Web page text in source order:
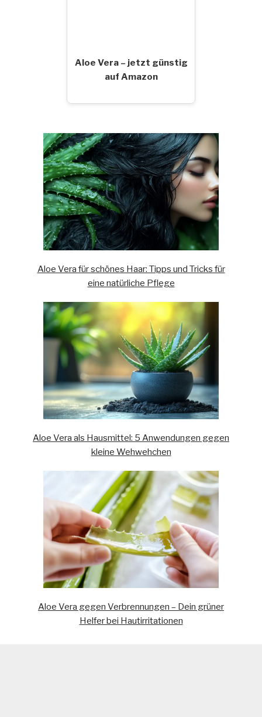
Aloe Vera – jetzt günstig
auf Amazon
Aloe Vera für schönes Haar: Tipps und Tricks für
eine natürliche Pflege
Aloe Vera als Hausmittel: 5 Anwendungen gegen
kleine Wehwehchen
Aloe Vera gegen Verbrennungen – Dein grüner
Helfer bei Hautirritationen